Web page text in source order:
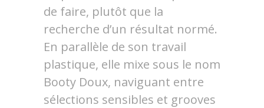
de faire, plutôt que la
recherche d’un résultat normé.
En parallèle de son travail
plastique, elle mixe sous le nom
Booty Doux, naviguant entre
sélections sensibles et grooves